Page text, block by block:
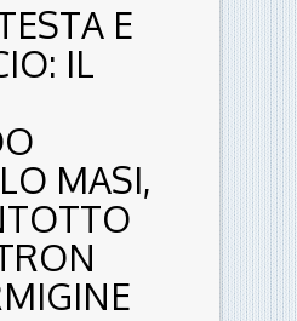
E
IL
MASI,